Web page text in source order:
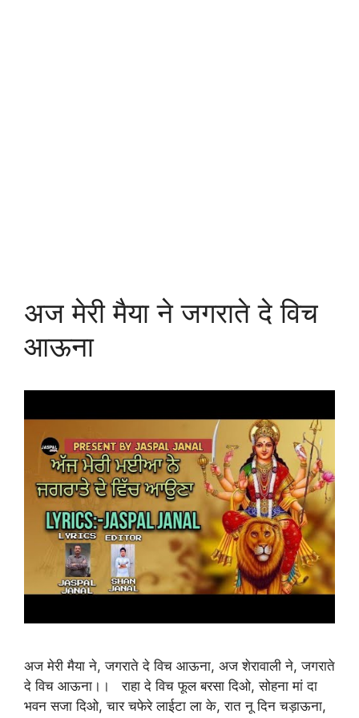
अज मेरी मैया ने जगराते दे विच
आऊना
अज मेरी मैया ने, जगराते दे विच आऊना, अज शेरावाली ने, जगराते
दे विच आऊना।। राहा दे विच फूल बरसा दिओ, सोहना मां दा
भवन सजा दिओ, चार चफेरे लाईटा ला के, रात नू दिन चड़ाऊना,